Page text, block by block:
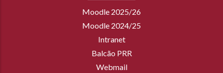
Moodle 2025/26
Moodle 2024/25
Intranet
Balcão PRR
Webmail